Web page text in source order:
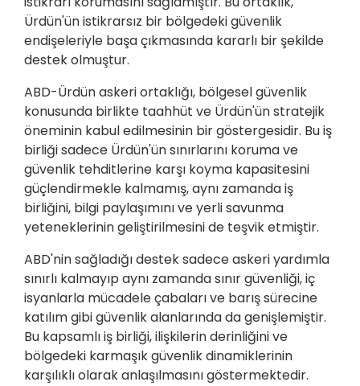
Ürdün'ün istikrarsız bir bölgedeki güvenlik
endişeleriyle başa çıkmasında kararlı bir şekilde
destek olmuştur.
ABD-Ürdün askeri ortaklığı, bölgesel güvenlik
konusunda birlikte taahhüt ve Ürdün'ün stratejik
öneminin kabul edilmesinin bir göstergesidir. Bu iş
birliği sadece Ürdün'ün sınırlarını koruma ve
güvenlik tehditlerine karşı koyma kapasitesini
güçlendirmekle kalmamış, aynı zamanda iş
birliğini, bilgi paylaşımını ve yerli savunma
yeteneklerinin geliştirilmesini de teşvik etmiştir.
ABD'nin sağladığı destek sadece askeri yardımla
sınırlı kalmayıp aynı zamanda sınır güvenliği, iç
isyanlarla mücadele çabaları ve barış sürecine
katılım gibi güvenlik alanlarında da genişlemiştir.
Bu kapsamlı iş birliği, ilişkilerin derinliğini ve
bölgedeki karmaşık güvenlik dinamiklerinin
karşılıklı olarak anlaşılmasını göstermektedir.